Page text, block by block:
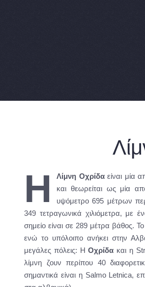
Η Λίμνη Οχρίδα είναι μία
και θεωρείται ως μία
υψόμετρο 695 μέτρων
349 τετραγωνικά χιλιόμετρα, με
σημείο είναι σε 289 μέτρα βάθος.
ενώ το υπόλοιπο ανήκει στην
μεγάλες πόλεις: ΗΟχρίδα και η
λίμνη ζουν περίπου 40
σημαντικά είναι η Salmo Letnica,